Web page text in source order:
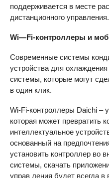
поддерживается в месте
дистанционного управления.
Wi—Fi-контроллеры и
Современные системы
устройства для
системы, которые могут
в один клик.
Wi-Fi-контроллеры Daichi –
которая может превратить
интеллектуальное
основанный на
установить контроллер во
системы, скачать
управ ления будет всегда